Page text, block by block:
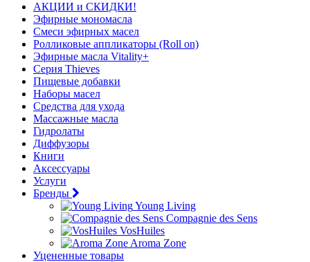
АКЦИИ и СКИДКИ!
Эфирные мономасла
Смеси эфирных масел
Ролликовые аппликаторы (Roll on)
Эфирные масла Vitality+
Серия Thieves
Пищевые добавки
Наборы масел
Средства для ухода
Массажные масла
Гидролаты
Диффузоры
Книги
Аксессуары
Услуги
Бренды
Young Living
Compagnie des Sens
VosHuiles
Aroma Zone
Уцененные товары